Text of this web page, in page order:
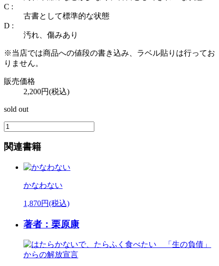
C :
古書として標準的な状態
D :
汚れ、傷みあり
※当店では商品への値段の書き込み、ラベル貼りは行ってお
りません。
販売価格
2,200円(税込)
sold out
関連書籍
かなわない
1,870円(税込)
著者：栗原康